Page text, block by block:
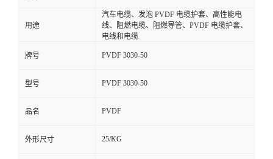
用途
汽车电缆、发泡 PVDF 电缆护套、高性能电
线、阻燃电缆、阻燃导管、PVDF 电缆护套、
电线和电缆
牌号 PVDF 3030-50
型号 PVDF 3030-50
品名 PVDF
外形尺寸 25/KG